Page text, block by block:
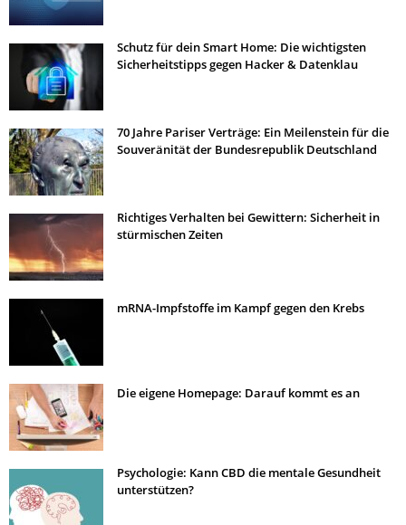
Schutz für dein Smart Home: Die wichtigsten
Sicherheitstipps gegen Hacker & Datenklau
70 Jahre Pariser Verträge: Ein Meilenstein für die
Souveränität der Bundesrepublik Deutschland
Richtiges Verhalten bei Gewittern: Sicherheit in
stürmischen Zeiten
mRNA-Impfstoffe im Kampf gegen den Krebs
Die eigene Homepage: Darauf kommt es an
Psychologie: Kann CBD die mentale Gesundheit
unterstützen?